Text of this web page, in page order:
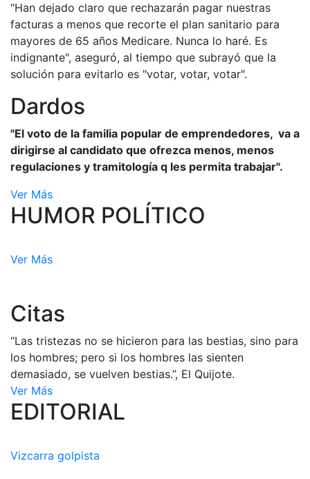
"Han dejado claro que rechazarán pagar nuestras
facturas a menos que recorte el plan sanitario para
mayores de 65 años Medicare. Nunca lo haré. Es
indignante", aseguró, al tiempo que subrayó que la
solución para evitarlo es "votar, votar, votar".
Dardos
"El voto de la familia popular de emprendedores, va a
dirigirse al candidato que ofrezca menos, menos
regulaciones y tramitología q les permita trabajar".
Ver Más
HUMOR POLÍTICO
Ver Más
Citas
“Las tristezas no se hicieron para las bestias, sino para
los hombres; pero si los hombres las sienten
demasiado, se vuelven bestias.”, El Quijote.
Ver Más
EDITORIAL
Vizcarra golpista